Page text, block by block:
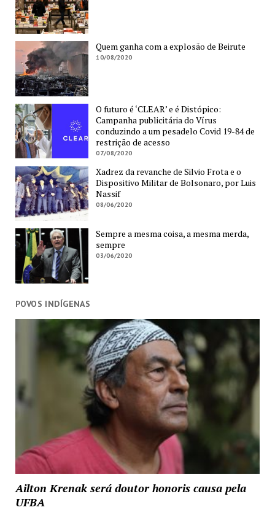
Quem ganha com a explosão de Beirute
10/08/2020
O futuro é ‘CLEAR’ e é Distópico:
Campanha publicitária do Vírus
conduzindo a um pesadelo Covid 19-84 de
restrição de acesso
07/08/2020
Xadrez da revanche de Silvio Frota e o
Dispositivo Militar de Bolsonaro, por Luis
Nassif
08/06/2020
Sempre a mesma coisa, a mesma merda,
sempre
03/06/2020
POVOS INDÍGENAS
Ailton Krenak será doutor honoris causa pela
UFBA